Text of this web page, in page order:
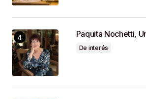
Paquita Nochetti,
De interés